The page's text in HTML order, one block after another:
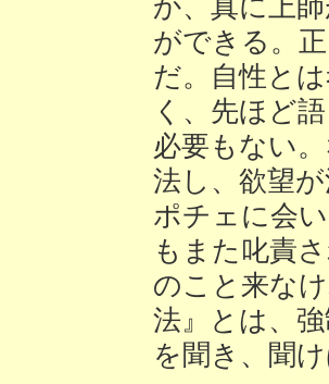
ができる。
だ。自性と
く、先ほど
必要もない
法し、欲望
ポチェに会
もまた叱責
のこと来な
法』とは、
を聞き、聞